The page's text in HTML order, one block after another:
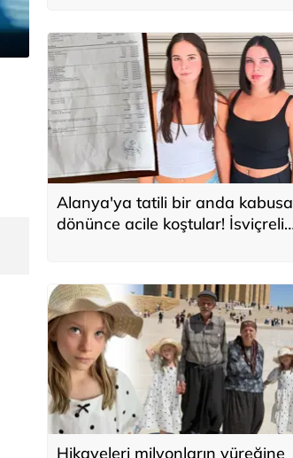
Alanya'ya tatili bir anda kabusa
dönünce acile koştular! İsviçreli
Hikayeleri milyonların yüreğine